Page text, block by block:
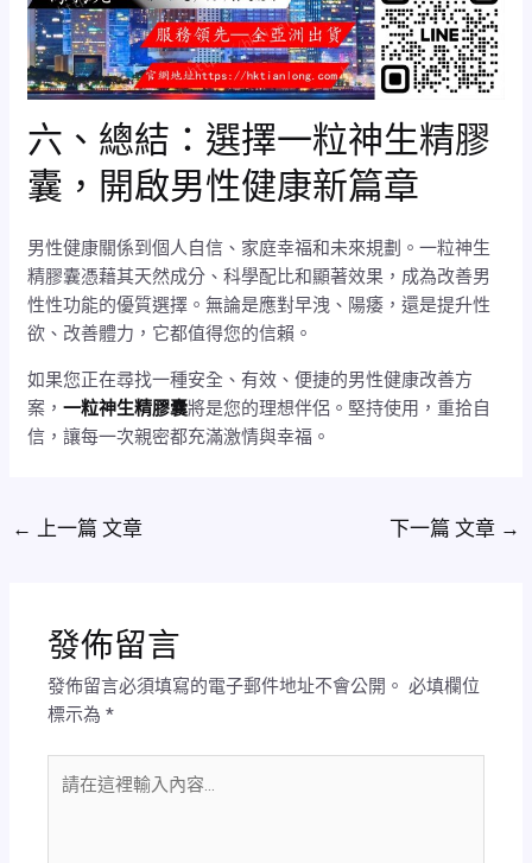
六、總結：選擇一粒神生精膠
囊，開啟男性健康新篇章
男性健康關係到個人自信、家庭幸福和未來規劃。一粒神生
精膠囊憑藉其天然成分、科學配比和顯著效果，成為改善男
性性功能的優質選擇。無論是應對早洩、陽痿，還是提升性
欲、改善體力，它都值得您的信賴。
如果您正在尋找一種安全、有效、便捷的男性健康改善方
案，一粒神生精膠囊將是您的理想伴侶。堅持使用，重拾自
信，讓每一次親密都充滿激情與幸福。
← 上一篇 文章 下一篇 文章 →
發佈留言
發佈留言必須填寫的電子郵件地址不會公開。 必填欄位
標示為*
在